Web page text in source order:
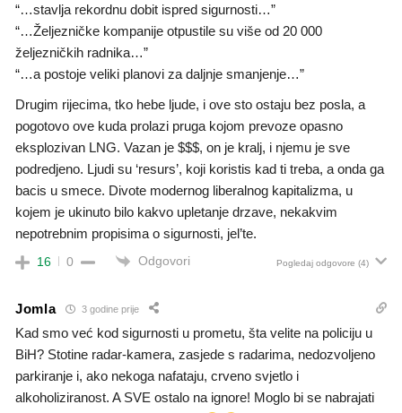
“…stavlja rekordnu dobit ispred sigurnosti…”
“…Željezničke kompanije otpustile su više od 20 000
željezničkih radnika…”
“…a postoje veliki planovi za daljnje smanjenje…”
Drugim rijecima, tko hebe ljude, i ove sto ostaju bez posla, a
pogotovo ove kuda prolazi pruga kojom prevoze opasno
eksplozivan LNG. Vazan je $$$, on je kralj, i njemu je sve
podredjeno. Ljudi su ‘resurs’, koji koristis kad ti treba, a onda ga
bacis u smece. Divote modernog liberalnog kapitalizma, u
kojem je ukinuto bilo kakvo upletanje drzave, nekakvim
nepotrebnim propisima o sigurnosti, jel’te.
16 0 Odgovori Pogledaj odgovore (4)
Jomla 3 godine prije
Kad smo već kod sigurnosti u prometu, šta velite na policiju u
BiH? Stotine radar-kamera, zasjede s radarima, nedozvoljeno
parkiranje i, ako nekoga nafataju, crveno svjetlo i
alkoholiziranost. A SVE ostalo na ignore! Moglo bi se nabrajati